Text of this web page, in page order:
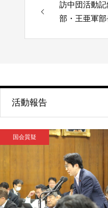
訪中団活動
部・王亜軍
活動報告
国会質疑